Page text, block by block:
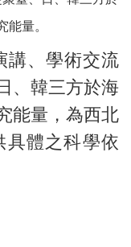
能量。
、學術交流
、韓三方於海
能量，為西北
具體之科學依